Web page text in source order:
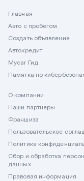
Главная
Авто с пробегом
Создать объявление
Автокредит
Mycar Гид
Памятка по
О компании
Наши партнеры
Франшиза
Пользовательское
Политика
Сбор и обработка
данных
Правовая информация